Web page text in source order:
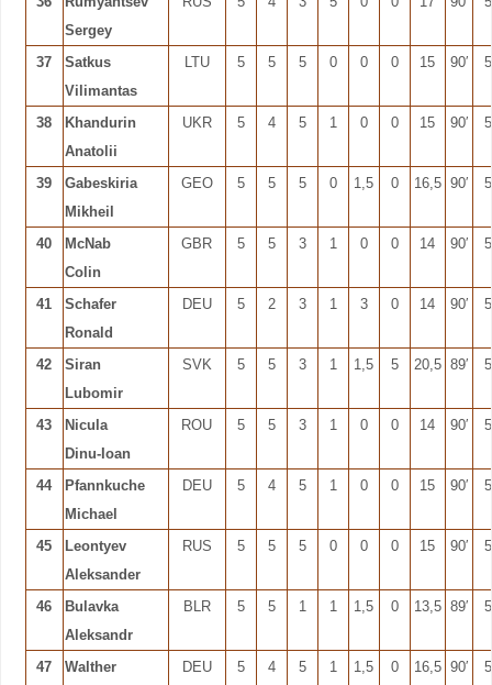
Sergey
37
Satkus
Vilimantas
LTU 5 5 5 0 0 0 15 90′ 5
38
Khandurin
Anatolii
UKR 5 4 5 1 0 0 15 90′ 5
39
Gabeskiria
Mikheil
GEO 5 5 5 0 1,5 0 16,5 90′ 5
40
McNab
Colin
GBR 5 5 3 1 0 0 14 90′ 5
41
Schafer
Ronald
DEU 5 2 3 1 3 0 14 90′ 5
42
Siran
Lubomir
SVK 5 5 3 1 1,5 5 20,5 89′ 5
43
Nicula
Dinu-Ioan
ROU 5 5 3 1 0 0 14 90′ 5
44
Pfannkuche
Michael
DEU 5 4 5 1 0 0 15 90′ 5
45
Leontyev
Aleksander
RUS 5 5 5 0 0 0 15 90′ 5
46
Bulavka
Aleksandr
BLR 5 5 1 1 1,5 0 13,5 89′ 5
47
Walther
DEU 5 4 5 1 1,5 0 16,5 90′ 5